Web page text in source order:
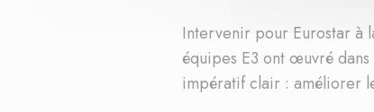
Intervenir pour Eurostar à
équipes E3 ont œuvré
impératif clair : améliorer